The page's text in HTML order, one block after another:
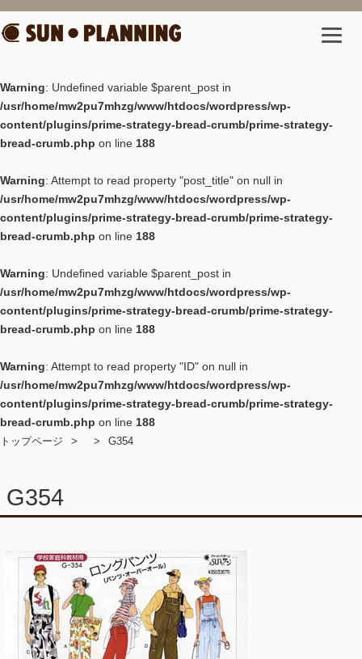
Warning: Undefined variable $parent_post in
/usr/home/mw2pu7mhzg/www/htdocs/wordpress/wp-
content/plugins/prime-strategy-bread-crumb/prime-strategy-
bread-crumb.php on line 188
Warning: Attempt to read property "post_title" on null in
/usr/home/mw2pu7mhzg/www/htdocs/wordpress/wp-
content/plugins/prime-strategy-bread-crumb/prime-strategy-
bread-crumb.php on line 188
Warning: Undefined variable $parent_post in
/usr/home/mw2pu7mhzg/www/htdocs/wordpress/wp-
content/plugins/prime-strategy-bread-crumb/prime-strategy-
bread-crumb.php on line 188
Warning: Attempt to read property "ID" on null in
/usr/home/mw2pu7mhzg/www/htdocs/wordpress/wp-
content/plugins/prime-strategy-bread-crumb/prime-strategy-
bread-crumb.php on line 188
トップページ
G354
G354